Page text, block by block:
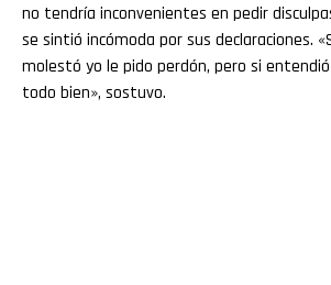
no tendría inconvenientes en pedir
se sintió incómoda por sus declaraciones.
molestó yo le pido perdón, pero si
todo bien», sostuvo.